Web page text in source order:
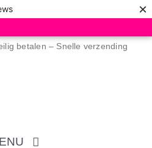
×
betalen – Snelle verzending